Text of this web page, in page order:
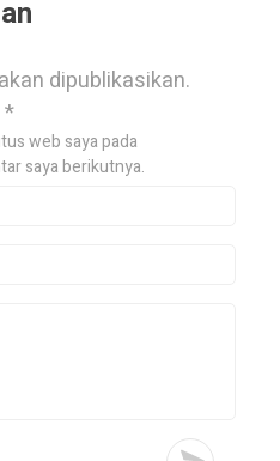
dipublikasikan.
*
web saya pada
saya berikutnya.